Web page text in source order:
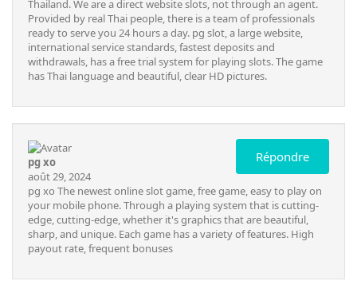
Thailand. We are a direct website slots, not through an agent.
Provided by real Thai people, there is a team of professionals
ready to serve you 24 hours a day. pg slot, a large website,
international service standards, fastest deposits and
withdrawals, has a free trial system for playing slots. The game
has Thai language and beautiful, clear HD pictures.
Répondre
pg xo
août 29, 2024
pg xo The newest online slot game, free game, easy to play on
your mobile phone. Through a playing system that is cutting-
edge, cutting-edge, whether it's graphics that are beautiful,
sharp, and unique. Each game has a variety of features. High
payout rate, frequent bonuses